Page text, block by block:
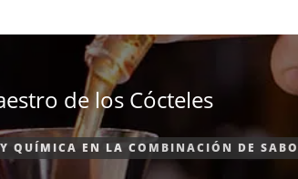
de los Cócteles
QUÍMICA EN LA COMBINACIÓN DE